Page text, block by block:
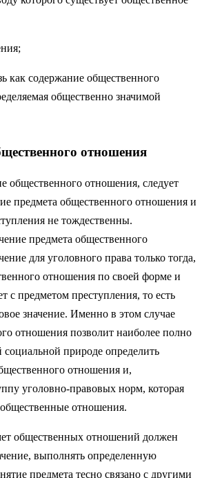
как содержание общественного
общественно значимой
отношения
общественного отношения, следует
предмета общественного отношения и
не тождественны.
предмета общественного
для уголовного права только тогда,
отношения по своей форме и
с предметом преступления, то есть
значение. Именно в этом случае
отношения позволит наиболее полно
природе определить
отношения и,
уголовно-правовых норм, которая
отношения.
общественных отношений должен
выполнять определенную
предмета тесно связано с другими